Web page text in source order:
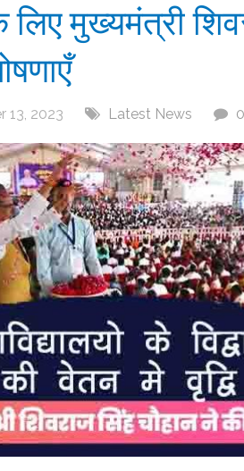
लिए मुख्यमंत्री
13, 2023 Latest News